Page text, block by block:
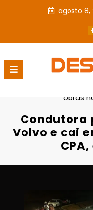
agosto 8,
Página
obras
Condutora
Volvo e cai